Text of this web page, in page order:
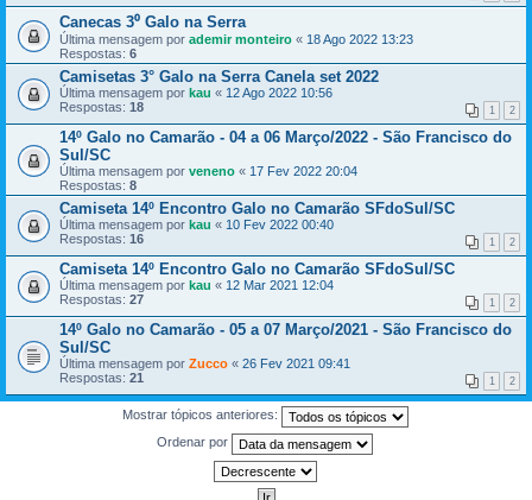
Canecas 3⁰ Galo na Serra
Última mensagem por ademir monteiro « 18 Ago 2022 13:23
Respostas: 6
Camisetas 3° Galo na Serra Canela set 2022
Última mensagem por kau « 12 Ago 2022 10:56
Respostas: 18 1 2
14º Galo no Camarão - 04 a 06 Março/2022 - São Francisco do
Sul/SC
Última mensagem por veneno « 17 Fev 2022 20:04
Respostas: 8
Camiseta 14º Encontro Galo no Camarão SFdoSul/SC
Última mensagem por kau « 10 Fev 2022 00:40
Respostas: 16 1 2
Camiseta 14º Encontro Galo no Camarão SFdoSul/SC
Última mensagem por kau « 12 Mar 2021 12:04
Respostas: 27 1 2
14º Galo no Camarão - 05 a 07 Março/2021 - São Francisco do
Sul/SC
Última mensagem por Zucco « 26 Fev 2021 09:41
Respostas: 21 1 2
Mostrar tópicos anteriores:
Ordenar por